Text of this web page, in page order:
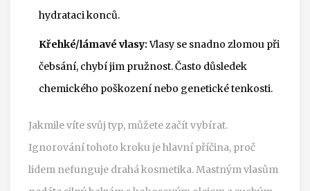
hydrataci konců.
Křehké/lámavé vlasy:Vlasy se snadno zlomou při
čebsání, chybí jim pružnost. Často důsledek
chemického poškození nebo genetické tenkosti.
Jakmile víte svůj typ, můžete začít vybírat.
Ignorování tohoto kroku je hlavní příčina, proč
lidem nefunguje drahá kosmetika. Mastným vlasům